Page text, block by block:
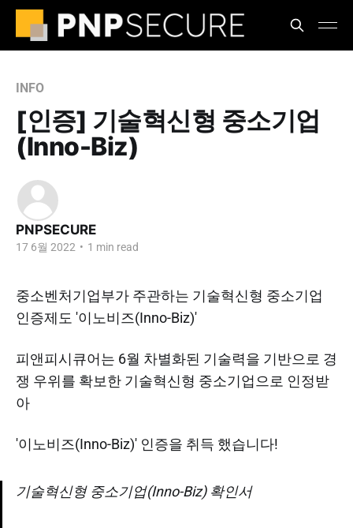
INFO
[인증] 기술혁신형 중소기업
(Inno-Biz)
PNPSECURE
17 6월 2022 • 1 min read
중소벤처기업부가 주관하는 기술혁신형 중소기업
인증제도 '이노비즈(Inno-Biz)'
피앤피시큐어는 6월 차별화된 기술력을 기반으로 경
쟁 우위를 확보한 기술혁신형 중소기업으로 인정받
아
'이노비즈(Inno-Biz)' 인증을 취득 했습니다!
기술혁신형 중소기업(Inno-Biz) 확인서